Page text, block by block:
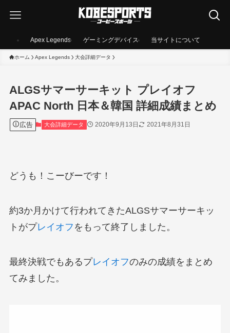
Apex Legends ゲーミングデバイス 当サイトについて
ホーム Apex Legends 大会詳細データ
ALGSサマーサーキット プレイオフ
APAC North 日本＆韓国 詳細成績まとめ
広告 大会詳細データ 2020年9月13日 2021年8月31日
どうも！こーびーです！
約3か月かけて行われてきたALGSサマーサーキッ
トがプレイオフ をもって終了しました。
最終決戦でもあるプレイオフのみの成績をまとめ
てみました。